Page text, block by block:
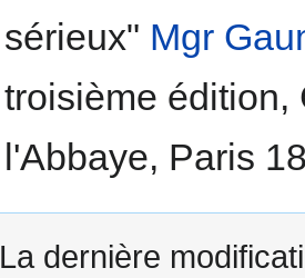
sérieux" Mgr
troisième édition,
l'Abbaye, Paris
La dernière